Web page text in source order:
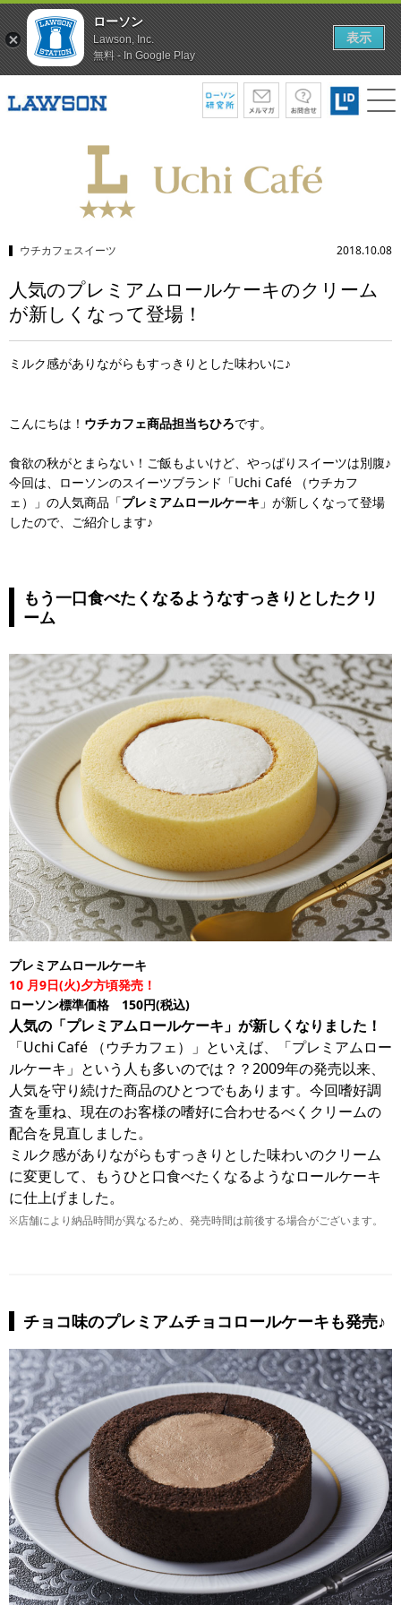
ウチカフェスイーツ 2018.10.08
人気のプレミアムロールケーキのクリーム
が新しくなって登場！
ミルク感がありながらもすっきりとした味わいに♪
こんにちは！ ウチカフェ商品担当ちひろです。
食欲の秋がとまらない！ご飯もよいけど、やっぱりスイーツは別腹♪
今回は、ローソンのスイーツブランド「Uchi Café （ウチカフ
ェ）」の人気商品「プレミアムロールケーキ 」が新しくなって登場
したので、ご紹介します♪
もう一口食べたくなるようなすっきりとしたクリ
ーム
プレミアムロールケーキ
10 月9日(火)夕方頃発売！
ローソン標準価格 150円(税込)
人気の「プレミアムロールケーキ」が新しくなりました！
「Uchi Café （ウチカフェ）」といえば、「プレミアムロー
ルケーキ」という人も多いのでは？？2009年の発売以来、
人気を守り続けた商品のひとつでもあります。今回嗜好調
査を重ね、現在のお客様の嗜好に合わせるべくクリームの
配合を見直しました。
ミルク感がありながらもすっきりとした味わいのクリーム
に変更して、もうひと口食べたくなるようなロールケーキ
に仕上げました。
※店舗により納品時間が異なるため、発売時間は前後する場合がございます。
チョコ味のプレミアムチョコロールケーキも発売♪
ローソン
Lawson, Inc.
無料 - In Google Play
表示